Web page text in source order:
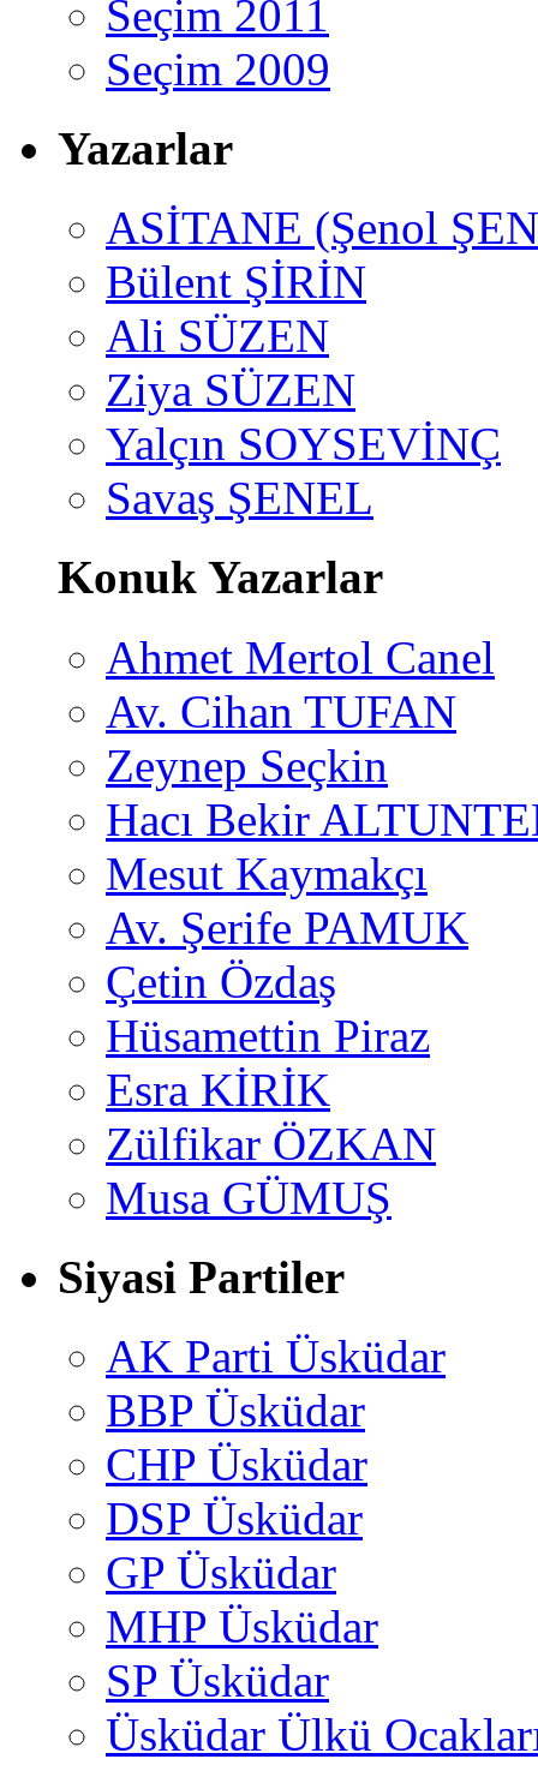
Seçim 2011
Seçim 2009
Yazarlar
ASİTANE (Şenol
Bülent ŞİRİN
Ali SÜZEN
Ziya SÜZEN
Yalçın SOYSEVİNÇ
Savaş ŞENEL
Konuk Yazarlar
Ahmet Mertol Canel
Av. Cihan TUFAN
Zeynep Seçkin
Hacı Bekir
Mesut Kaymakçı
Av. Şerife PAMUK
Çetin Özdaş
Hüsamettin Piraz
Esra KİRİK
Zülfikar ÖZKAN
Musa GÜMUŞ
Siyasi Partiler
AK Parti Üsküdar
BBP Üsküdar
CHP Üsküdar
DSP Üsküdar
GP Üsküdar
MHP Üsküdar
SP Üsküdar
Üsküdar Ülkü